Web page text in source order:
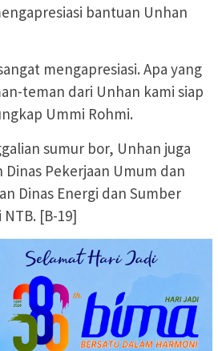
bantuan Unhan
mengapresiasi. Apa yang
teman dari Unhan kami siap
Ummi Rohmi.
sumur bor, Unhan juga
Dinas Pekerjaan Umum dan
Dinas Energi dan Sumber
[B-19]